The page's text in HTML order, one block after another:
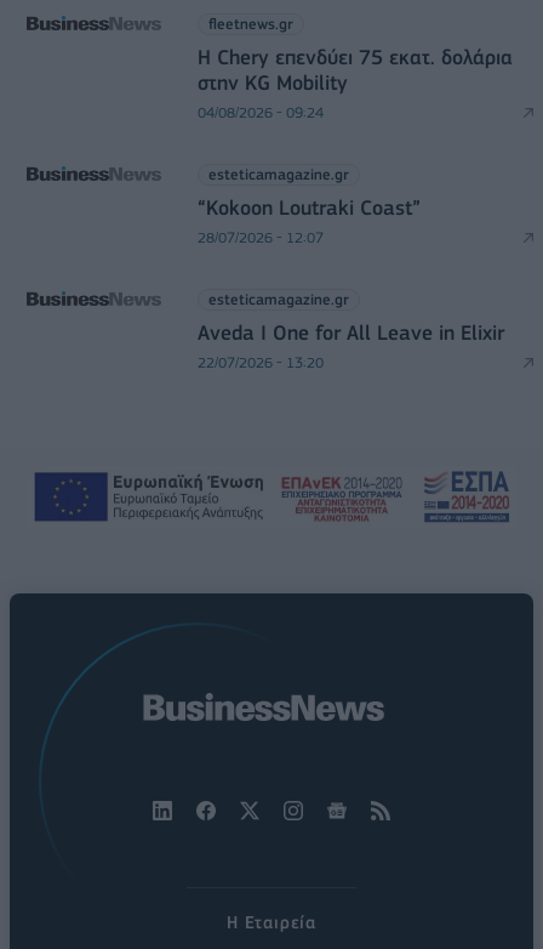
fleetnews.gr
Η Chery επενδύει 75 εκατ. δολάρια
στην KG Mobility
04/08/2026 - 09:24
esteticamagazine.gr
“Kokoon Loutraki Coast”
28/07/2026 - 12:07
esteticamagazine.gr
Aveda I One for All Leave in Elixir
22/07/2026 - 13:20
Η Εταιρεία